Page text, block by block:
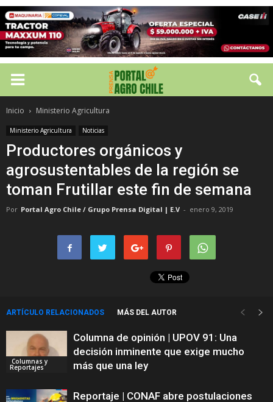
Inicio Ministerio Agricultura
Ministerio Agricultura Noticias
Productores orgánicos y
agrosustentables de la región se
toman Frutillar este fin de semana
Por Portal Agro Chile / Grupo Prensa Digital | E.V - enero 9, 2019
ARTÍCULO RELACIONADOS MÁS DEL AUTOR
Columnas y
Reportajes
Columna de opinión | UPOV 91: Una
decisión inminente que exige mucho
más que una ley
Reportaje | CONAF abre postulaciones